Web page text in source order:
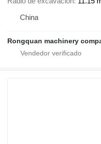
China
Rongquan machinery